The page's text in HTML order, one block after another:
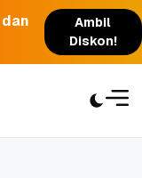
Ambil
Diskon!